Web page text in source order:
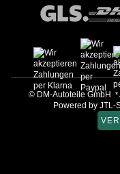
© DM-Autoteile GmbH *
Powered by JTL-